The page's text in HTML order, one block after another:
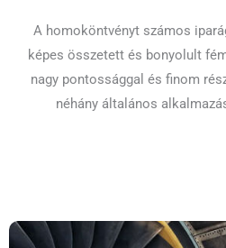
A homoköntvényt számos
képes összetett és bonyolult
nagy pontossággal és finom
néhány általános